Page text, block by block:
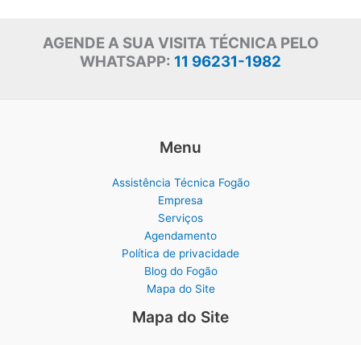
AGENDE A SUA VISITA TÉCNICA PELO
WHATSAPP: 11 96231-1982
Menu
Assistência Técnica Fogão
Empresa
Serviços
Agendamento
Política de privacidade
Blog do Fogão
Mapa do Site
Mapa do Site